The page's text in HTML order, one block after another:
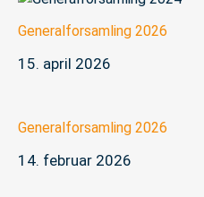
Generalforsamling 2026
15. april 2026
Generalforsamling 2026
14. februar 2026